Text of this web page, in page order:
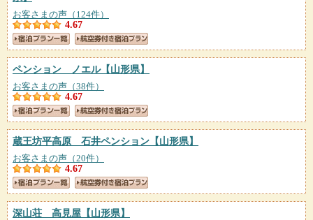
お客さまの声（124件）
4.67
ペンション ノエル【山形県】
お客さまの声（38件）
4.67
蔵王坊平高原 石井ペンション 【山形県】
お客さまの声（20件）
4.67
深山荘 高見屋 【山形県】